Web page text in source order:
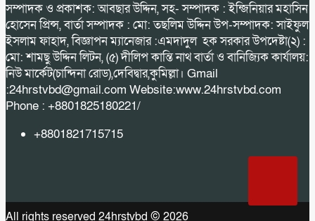
সম্পাদক ও প্রকাশক: আবছার উদ্দিন, সহ- সম্পাদক : ইন্জিনিয়ার মহাসিন
হোসেন প্রিন্স, বার্তা সম্পাদক : মো: তছলিম উদ্দিন উপ-সম্পাদক: সাইফুল
ইসলাম ফাহাদ, বিজ্ঞাপন ম্যানেজার :এমদাদুল হক সরকার উপদেষ্টা(২) :
মো: শামছু উদ্দিন লিটন, (৫) দীলিপ কান্তি নাথ বার্তা ও বানিজ্যিক কার্যালয়:
নিউ মার্কেট(চান্দিনা রোড),দেবিদ্বার,কুমিল্লা। Gmail
:24hrstvbd@gmail.com Website:www.24hrstvbd.com
Phone : +8801825180221/
+8801821715715
All rights reserved 24hrstvbd © 2026